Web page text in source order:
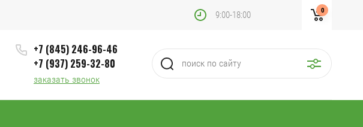
9:00-18:00 0
+7 (845) 246-96-46
+7 (937) 259-32-80
заказать звонок